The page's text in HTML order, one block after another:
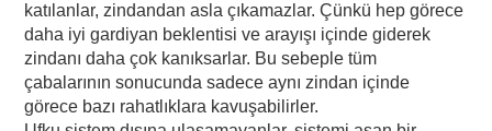
katılanlar, zindandan asla çıkamazlar. Çünkü hep görece
daha iyi gardiyan beklentisi ve arayışı içinde giderek
zindanı daha çok kanıksarlar. Bu sebeple tüm
çabalarının sonucunda sadece aynı zindan içinde
görece bazı rahatlıklara kavuşabilirler.